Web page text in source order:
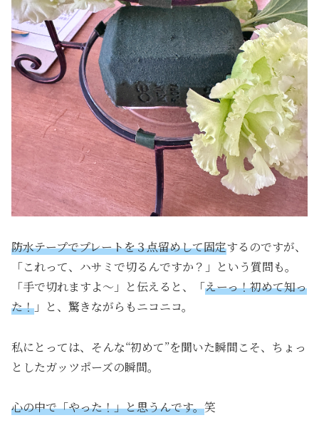
防水テープでプレートを３点留めして固定するのですが、
「これって、ハサミで切るんですか？」という質問も。
「手で切れますよ〜」と伝えると、「えーっ！初めて知っ
た！ 」と、驚きながらもニコニコ。
私にとっては、そんな“初めて”を聞いた瞬間こそ、ちょっ
としたガッツポーズの瞬間。
心の中で「やった！」と思うんです。笑